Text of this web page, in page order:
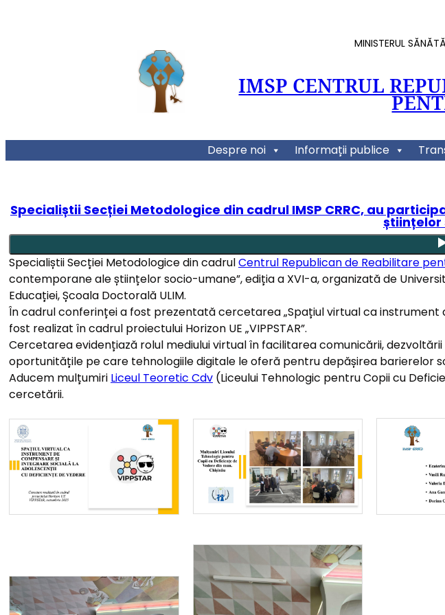
MINISTERUL
IMSP CENTRUL
Despre noi Informații publice
Specialiștii Secției Metodologice din cadrul IMSP CRRC, au
științelor
Specialiștii Secției Metodologice din cadrulCentrul Republican de Reabilitare
contemporane ale științelor socio-umane”, ediția a XVI-a, organizată de
Educației, Școala Doctorală ULIM.
În cadrul conferinței a fost prezentată cercetarea „Spațiul virtual ca
fost realizat în cadrul proiectului Horizon UE „VIPPSTAR”.
Cercetarea evidențiază rolul mediului virtual în facilitarea comunicării,
oportunitățile pe care tehnologiile digitale le oferă pentru depășirea barierelor
Aducem mulțumiri Liceul Teoretic Cdv (Liceului Tehnologic pentru Copii cu
cercetării.